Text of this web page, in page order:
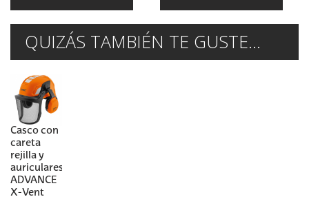
QUIZÁS TAMBIÉN TE GUSTE...
Casco con
careta
rejilla y
auriculares
ADVANCE
X-Vent